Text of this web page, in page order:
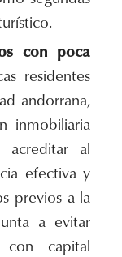
con poca
residentes
andorrana,
inmobiliaria
acreditar al
efectiva y
previos a la
a evitar
con capital